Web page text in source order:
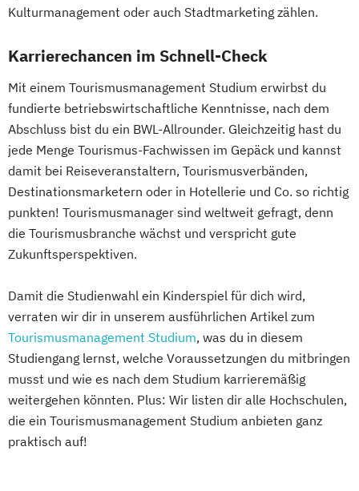
Kulturmanagement oder auch Stadtmarketing zählen.
Karrierechancen im Schnell-Check
Mit einem Tourismusmanagement Studium erwirbst du
fundierte betriebswirtschaftliche Kenntnisse, nach dem
Abschluss bist du ein BWL-Allrounder. Gleichzeitig hast du
jede Menge Tourismus-Fachwissen im Gepäck und kannst
damit bei Reiseveranstaltern, Tourismusverbänden,
Destinationsmarketern oder in Hotellerie und Co. so richtig
punkten! Tourismusmanager sind weltweit gefragt, denn
die Tourismusbranche wächst und verspricht gute
Zukunftsperspektiven.
Damit die Studienwahl ein Kinderspiel für dich wird,
verraten wir dir in unserem ausführlichen Artikel zum
Tourismusmanagement Studium, was du in diesem
Studiengang lernst, welche Voraussetzungen du mitbringen
musst und wie es nach dem Studium karrieremäßig
weitergehen könnten. Plus: Wir listen dir alle Hochschulen,
die ein Tourismusmanagement Studium anbieten ganz
praktisch auf!